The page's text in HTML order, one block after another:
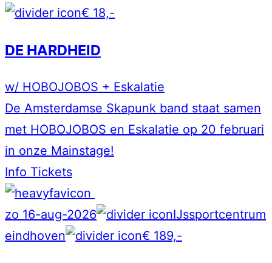
€ 18,-
DE HARDHEID
w/ HOBOJOBOS + Eskalatie
De Amsterdamse Skapunk band staat samen
met HOBOJOBOS en Eskalatie op 20 februari
in onze Mainstage!
Info Tickets
zo 16-aug-2026
IJssportcentrum
eindhoven
€ 189,-